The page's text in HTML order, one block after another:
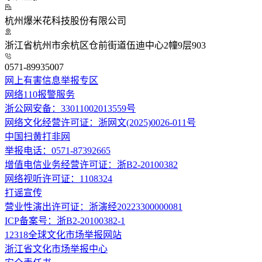
杭州爆米花科技股份有限公司
浙江省杭州市余杭区仓前街道伍迪中心2幢9层903
0571-89935007
网上有害信息举报专区
网络110报警服务
浙公网安备：33011002013559号
网络文化经营许可证：浙网文(2025)0026-011号
中国扫黄打非网
举报电话：0571-87392665
增值电信业务经营许可证：浙B2-20100382
网络视听许可证：1108324
打谣宣传
营业性演出许可证：浙演经20223300000081
ICP备案号：浙B2-20100382-1
12318全球文化市场举报网站
浙江省文化市场举报中心